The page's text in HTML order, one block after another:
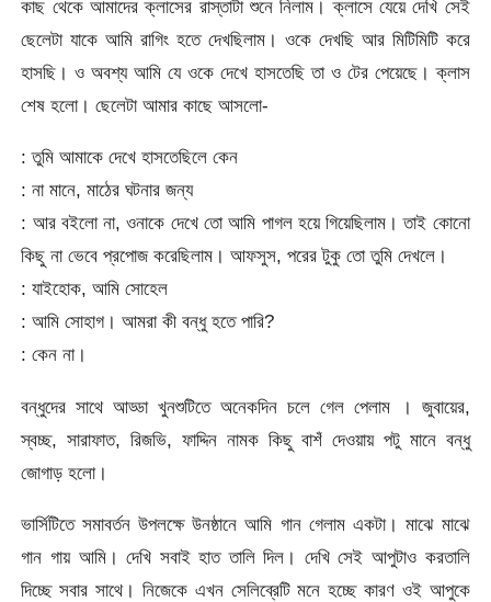
কাছ থেকে আমাদের ক্লাসের রাস্তাটা শুনে নিলাম। ক্লাসে যেয়ে দেখি সেই
ছেলেটা যাকে আমি রাগিং হতে দেখছিলাম। ওকে দেখছি আর মিটিমিটি করে
হাসছি। ও অবশ্য আমি যে ওকে দেখে হাসতেছি তা ও টের পেয়েছে। ক্লাস
শেষ হলো। ছেলেটা আমার কাছে আসলো-
: তুমি আমাকে দেখে হাসতেছিলে কেন
: না মানে, মাঠের ঘটনার জন্য
: আর বইলো না, ওনাকে দেখে তো আমি পাগল হয়ে গিয়েছিলাম। তাই কোনো
কিছু না ভেবে প্রপোজ করেছিলাম। আফসুস, পরের টুকু তো তুমি দেখলে।
: যাইহোক, আমি সোহেল
: আমি সোহাগ। আমরা কী বন্ধু হতে পারি?
: কেন না।
বন্ধুদের সাথে আড্ডা খুনশুটিতে অনেকদিন চলে গেল পেলাম । জুবায়ের,
স্বচ্ছ, সারাফাত, রিজভি, ফাদ্দিন নামক কিছু বাশঁ দেওয়ায় পটু মানে বন্ধু
জোগাড় হলো।
ভার্সিটিতে সমাবর্তন উপলক্ষে উনষ্ঠানে আমি গান গেলাম একটা। মাঝে মাঝে
গান গায় আমি। দেখি সবাই হাত তালি দিল। দেখি সেই আপুটাও করতালি
দিচ্ছে সবার সাথে। নিজেকে এখন সেলিব্রেটি মনে হচ্ছে কারণ ওই আপুকে